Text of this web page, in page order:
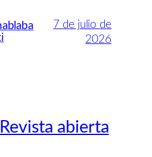
7 de julio de
2026
abierta